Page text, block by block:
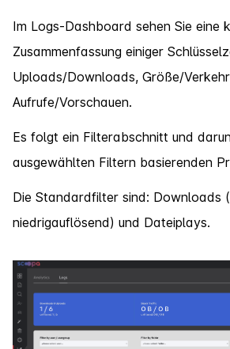
Im Logs-Dashboard sehen Sie eine
Zusammenfassung einiger
Uploads/Downloads, Größe/
Aufrufe/Vorschauen.
Es folgt ein Filterabschnitt und
ausgewählten Filtern basierenden
Die Standardfilter sind: Downloads
niedrigauflösend) und Dateiplays.